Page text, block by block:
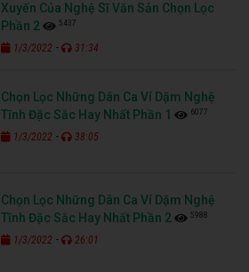
Xuyến Của Nghệ Sĩ Văn Sản Chọn Lọc
Phần 2
5437
1/3/2022 - 31:34
Chọn Lọc Những Dân Ca Ví Dặm Nghệ
Tĩnh Đặc Sắc Hay Nhất Phần 1
6077
1/3/2022 - 38:05
Chọn Lọc Những Dân Ca Ví Dặm Nghệ
Tĩnh Đặc Sắc Hay Nhất Phần 2
5988
1/3/2022 - 26:01